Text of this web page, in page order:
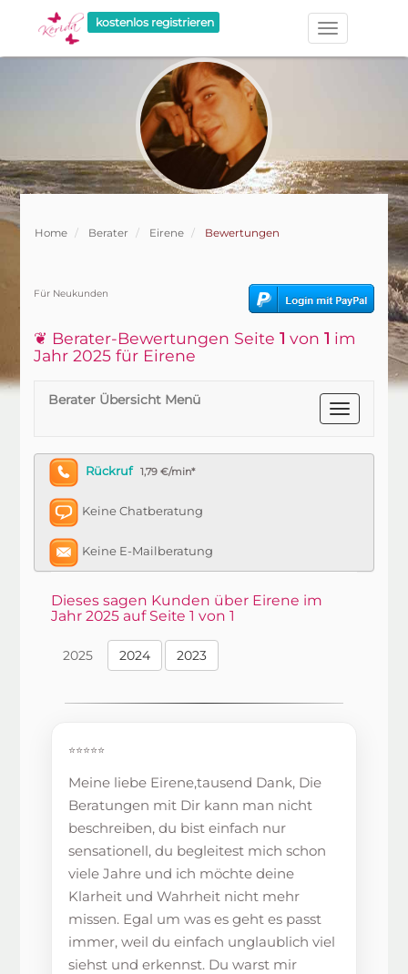
kostenlos registrieren
Home Berater Eirene Bewertungen
Für Neukunden
❦ Berater-Bewertungen Seite1 von1 im
Jahr 2025 für Eirene
Berater Übersicht Menü
Rückruf 1,79 €/min*
Keine Chatberatung
Keine E-Mailberatung
Dieses sagen Kunden über Eirene im
Jahr 2025 auf Seite 1 von 1
2025 2024 2023
⭐⭐⭐⭐⭐
Meine liebe Eirene,tausend Dank, Die
Beratungen mit Dir kann man nicht
beschreiben, du bist einfach nur
sensationell, du begleitest mich schon
viele Jahre und ich möchte deine
Klarheit und Wahrheit nicht mehr
missen. Egal um was es geht es passt
immer, weil du einfach unglaublich viel
siehst und erkennst. Du warst mir